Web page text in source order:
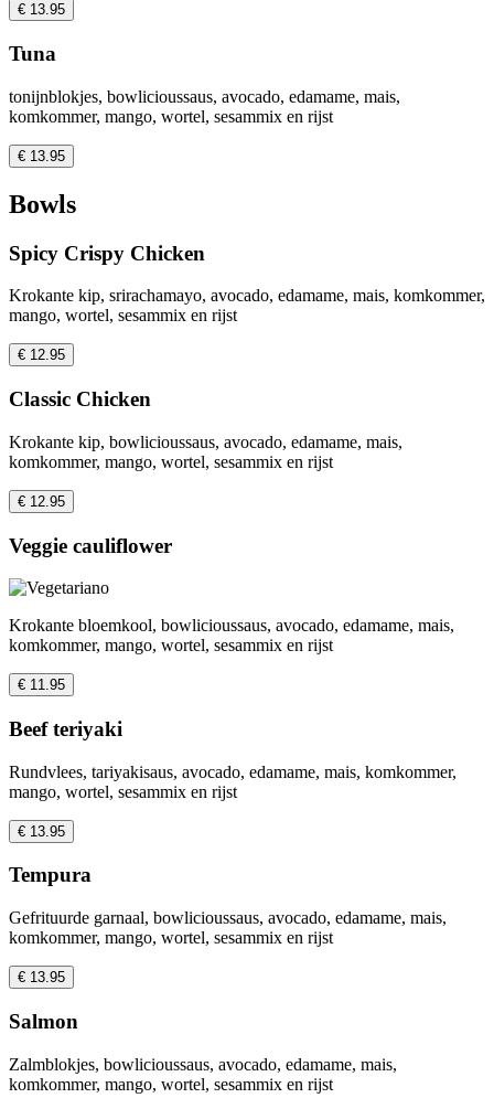
€ 13.95
Tuna
tonijnblokjes, bowlicioussaus, avocado, edamame, mais,
komkommer, mango, wortel, sesammix en rijst
€ 13.95
Bowls
Spicy Crispy Chicken
Krokante kip, srirachamayo, avocado, edamame, mais, komkommer,
mango, wortel, sesammix en rijst
€ 12.95
Classic Chicken
Krokante kip, bowlicioussaus, avocado, edamame, mais,
komkommer, mango, wortel, sesammix en rijst
€ 12.95
Veggie cauliflower
Krokante bloemkool, bowlicioussaus, avocado, edamame, mais,
komkommer, mango, wortel, sesammix en rijst
€ 11.95
Beef teriyaki
Rundvlees, tariyakisaus, avocado, edamame, mais, komkommer,
mango, wortel, sesammix en rijst
€ 13.95
Tempura
Gefrituurde garnaal, bowlicioussaus, avocado, edamame, mais,
komkommer, mango, wortel, sesammix en rijst
€ 13.95
Salmon
Zalmblokjes, bowlicioussaus, avocado, edamame, mais,
komkommer, mango, wortel, sesammix en rijst